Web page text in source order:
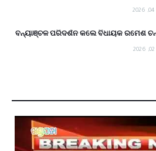
ବନ୍ୟାଞ୍ଚଳ ପରିଦର୍ଶନ କଲେ ବିଧାୟକ ରମେଶ